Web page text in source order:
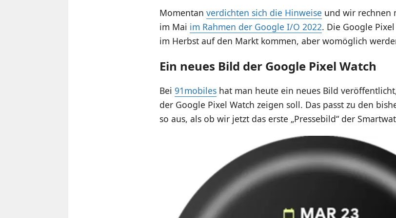
Momentan verdichten sich die Hinweise und wir rechnen
im Mai im Rahmen der Google I/O 2022. Die Google
im Herbst auf den Markt kommen, aber womöglich
Ein neues Bild der Google Pixel Watch
Bei 91mobileshat man heute ein neues Bild
der Google Pixel Watch zeigen soll. Das passt zu den
so aus, als ob wir jetzt das erste „Pressebild“ der